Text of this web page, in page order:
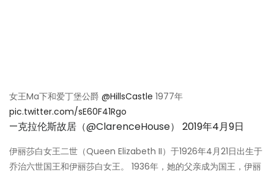
女王Ma下和爱丁堡公爵 @HillsCastle 1977年
pic.twitter.com/sE60F41Rgo
—克拉伦斯故居（@ClarenceHouse） 2019年4月9日
伊丽莎白女王二世（Queen Elizabeth II）于1926年4月21日出生于
乔治六世国王和伊丽莎白女王。 1936年，她的父亲成为国王，伊丽